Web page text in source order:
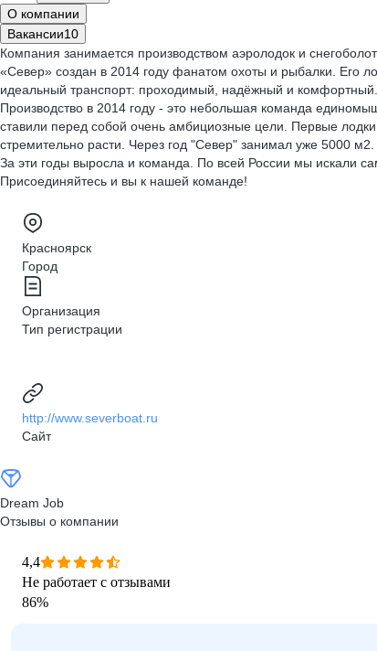
О компании
Вакансии10
Компания занимается производством аэролодок и
«Север» создан в 2014 году фанатом охоты и рыбалки. Его
идеальный транспорт: проходимый, надёжный и комфортный.
Производство в 2014 году - это небольшая команда
ставили перед собой очень амбициозные цели. Первые
стремительно расти. Через год "Север" занимал уже 5000
За эти годы выросла и команда. По всей России мы искали
Присоединяйтесь и вы к нашей команде!
Красноярск
Город
Организация
Тип регистрации
http://www.severboat.ru
Сайт
Dream Job
Отзывы о компании
4,4
Не работает с отзывами
86%